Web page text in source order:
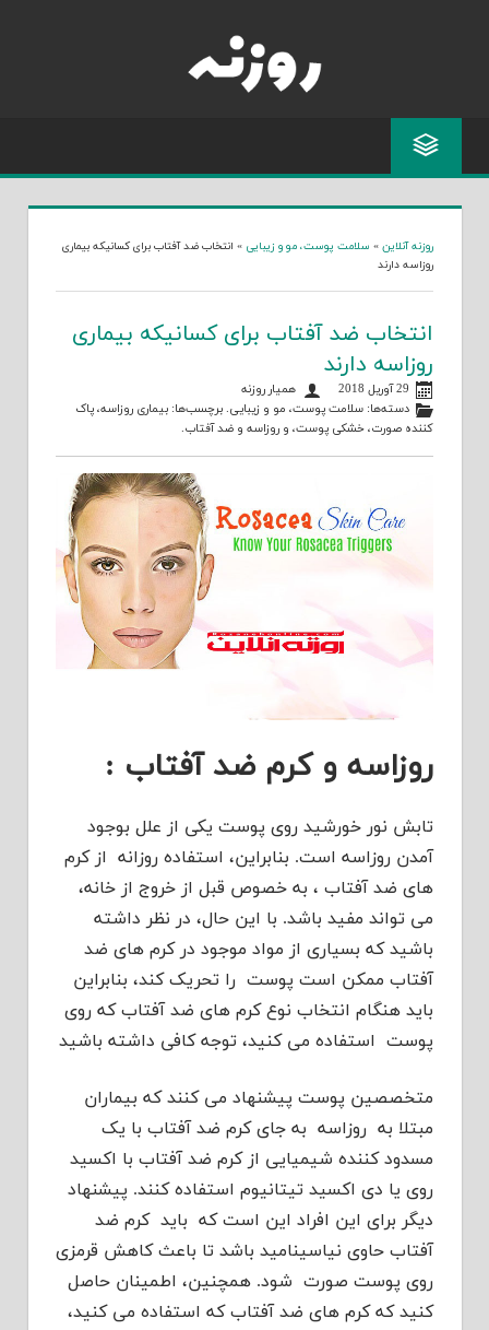
روزنه آنلاین » سلامت پوست، مو و زیبایی » انتخاب ضد آفتاب برای کسانیکه بیماری
روزاسه دارند
انتخاب ضد آفتاب برای کسانیکه بیماری
روزاسه دارند
29 آوریل 2018
همیار روزنه
دسته‌ها:سلامت پوست، مو و زیبایی. برچسب‌ها:بیماری روزاسه،پاک
کننده صورت، خشکی پوست، و روزاسه و ضد آفتاب.
روزاسه و کرم ضد آفتاب :
تابش نور خورشید روی پوست یکی از علل بوجود
آمدن روزاسه است. بنابراین، استفاده روزانه از کرم
های ضد آفتاب ، به خصوص قبل از خروج از خانه،
می تواند مفید باشد. با این حال، در نظر داشته
باشید که بسیاری از مواد موجود در کرم های ضد
آفتاب ممکن است پوست را تحریک کند، بنابراین
باید هنگام انتخاب نوع کرم های ضد آفتاب که روی
پوست استفاده می کنید، توجه کافی داشته باشید
متخصصین پوست پیشنهاد می کنند که بیماران
مبتلا به روزاسه به جای کرم ضد آفتاب با یک
مسدود کننده شیمیایی از کرم ضد آفتاب با اکسید
روی یا دی اکسید تیتانیوم استفاده کنند. پیشنهاد
دیگر برای این افراد این است که باید کرم ضد
آفتاب حاوی نیاسینامید باشد تا باعث کاهش قرمزی
روی پوست صورت شود. همچنین، اطمینان حاصل
کنید که کرم های ضد آفتاب که استفاده می کنید،